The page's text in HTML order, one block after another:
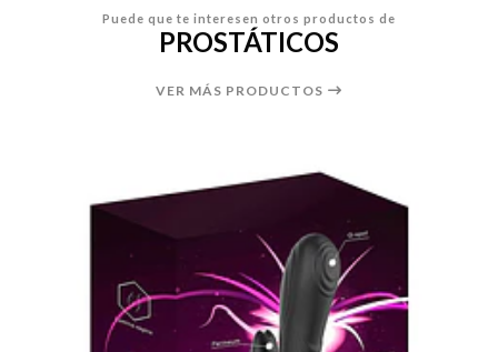
Puede que te interesen otros productos de
PROSTÁTICOS
VER MÁS PRODUCTOS